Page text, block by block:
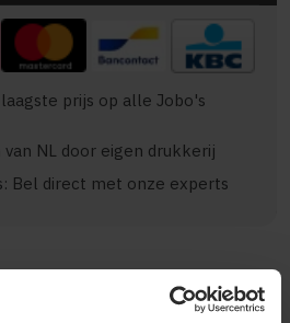
prijs op alle Jobo's
NL door eigen drukkerij
Bel direct met onze experts